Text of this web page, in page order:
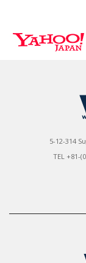
5-12-314
TEL +81-